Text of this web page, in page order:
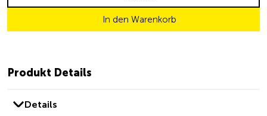
In den Warenkorb
Produkt Details
Details